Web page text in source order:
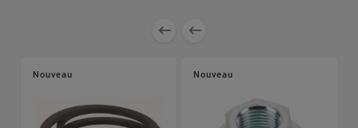
 
Nouveau Nouveau